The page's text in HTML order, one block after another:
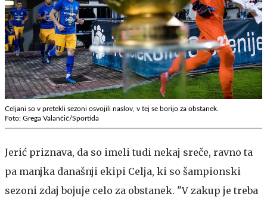
Celjani so v pretekli sezoni osvojili naslov, v tej se borijo za obstanek.
Foto: Grega Valančič/Sportida
Jerić priznava, da so imeli tudi nekaj sreče, ravno ta
pa manjka današnji ekipi Celja, ki so šampionski
sezoni zdaj bojuje celo za obstanek. "V zakup je treba